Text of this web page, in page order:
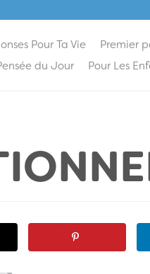
Pour Ta Vie Premier
du Jour
Pour Les